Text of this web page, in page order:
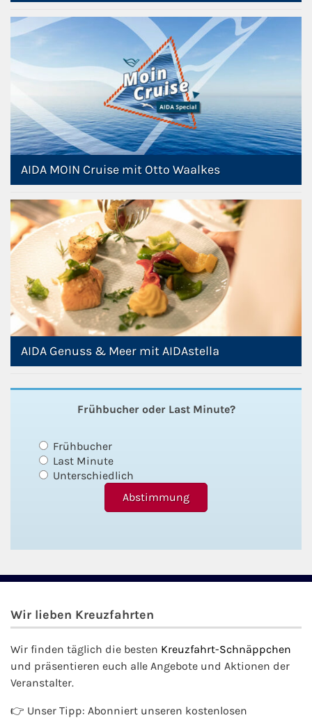
AIDA MOIN Cruise mit Otto Waalkes
AIDA Genuss & Meer mit AIDAstella
Frühbucher oder Last Minute?
Frühbucher
Last Minute
Unterschiedlich
Wir lieben Kreuzfahrten
Wir finden täglich die besten Kreuzfahrt-Schnäppchen
und präsentieren euch alle Angebote und Aktionen der
Veranstalter.
👉 Unser Tipp: Abonniert unseren kostenlosen